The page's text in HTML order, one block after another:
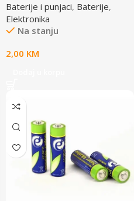
Baterije i punjaci, Baterije,
Elektronika
Na stanju
2,00 KM